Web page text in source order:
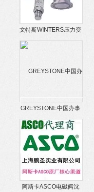
文特斯WINTERS压力变
送器山东授权代理商
GREYSTONE中国办事
处授权一级代理商
阿斯卡ASCO电磁阀沈